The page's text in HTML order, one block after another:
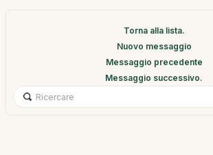
Torna alla lista.
Nuovo messaggio
Messaggio precedente
Messaggio successivo.